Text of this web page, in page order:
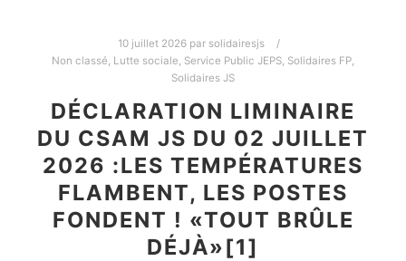
10 juillet 2026par solidairesjs
Non classé, Lutte sociale, Service Public JEPS, Solidaires FP,
Solidaires JS
DÉCLARATION LIMINAIRE
DU CSAM JS DU 02 JUILLET
2026 :LES TEMPÉRATURES
FLAMBENT, LES POSTES
FONDENT ! «TOUT BRÛLE
DÉJÀ»[1]